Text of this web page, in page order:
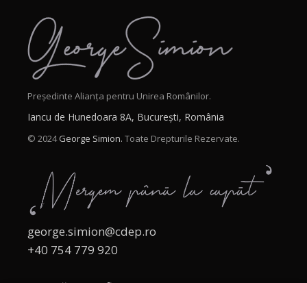
Președinte Alianța pentru Unirea Românilor.
Iancu de Hunedoara 8A, București, România
© 2024George Simion. Toate Drepturile Rezervate.
george.simion@cdep.ro
+40 754 779 920